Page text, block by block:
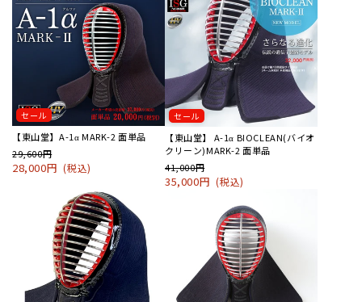
セール
【東山堂】A-1α MARK-2 面単品
29,600円
28,000円(税込)
セール
【東山堂】 A-1α BIOCLEAN(バイオ
クリーン)MARK-2 面単品
41,000円
35,000円(税込)